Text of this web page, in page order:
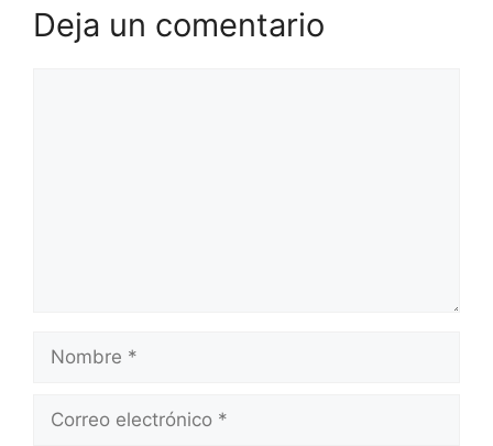
Deja un comentario